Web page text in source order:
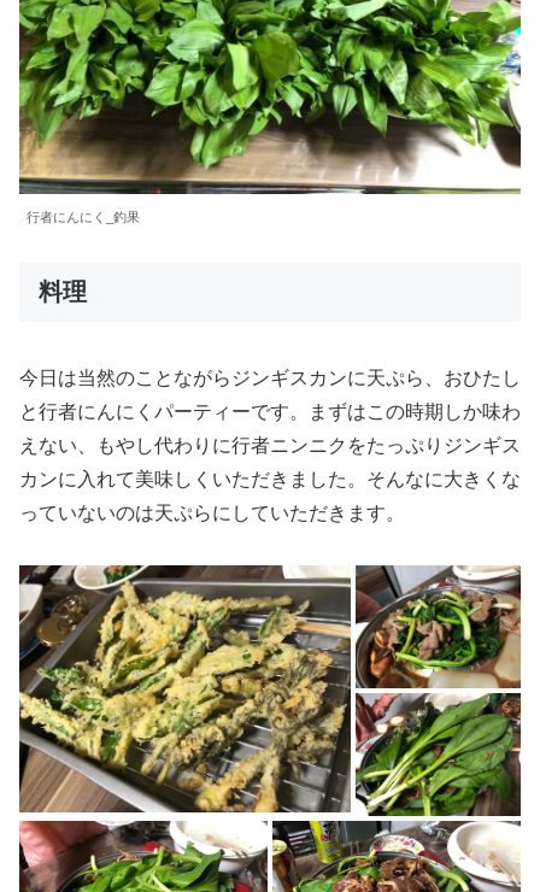
行者にんにく_釣果
料理
今日は当然のことながらジンギスカンに天ぷら、おひたし
と行者にんにくパーティーです。まずはこの時期しか味わ
えない、もやし代わりに行者ニンニクをたっぷりジンギス
カンに入れて美味しくいただきました。そんなに大きくな
っていないのは天ぷらにしていただきます。